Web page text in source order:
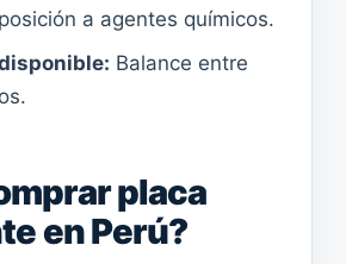
a agentes químicos.
Balance entre
placa
en Perú?